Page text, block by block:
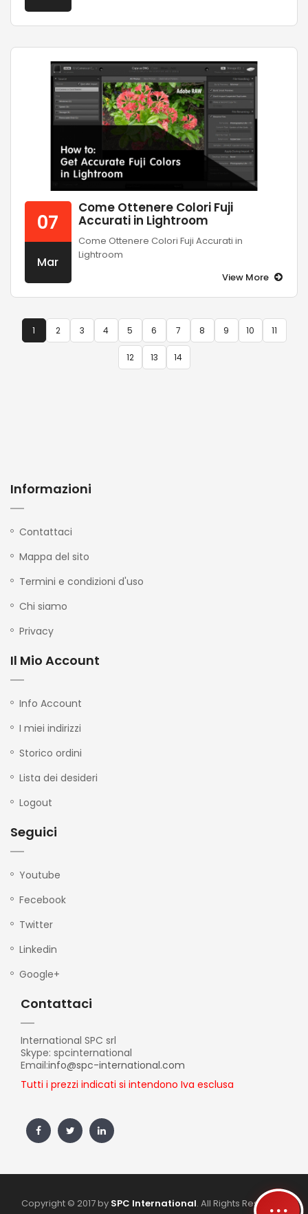
07
Mar
Come Ottenere Colori Fuji
Accurati in Lightroom
Come Ottenere Colori Fuji Accurati in
Lightroom
View More
1 2 3 4 5 6 7 8 9 10 11
12 13 14
Informazioni
Contattaci
Mappa del sito
Termini e condizioni d'uso
Chi siamo
Privacy
Il Mio Account
Info Account
I miei indirizzi
Storico ordini
Lista dei desideri
Logout
Seguici
Youtube
Fecebook
Twitter
Linkedin
Google+
Contattaci
International SPC srl
Skype: spcinternational
Email:info@spc-international.com
Tutti i prezzi indicati si intendono Iva esclusa
Copyright © 2017 by SPC International. All Rights Reserved.